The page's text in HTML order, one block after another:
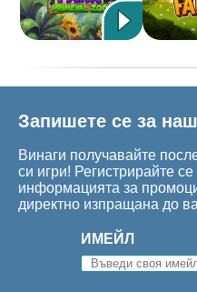
Запишете се за
Винаги получавайте
си игри! Регистрирайте
информацията за
директно изпращана до
ИМЕЙЛ